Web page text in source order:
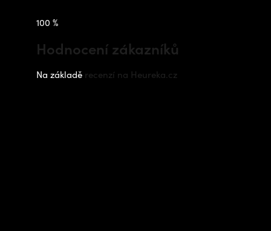
100 %
Hodnocení zákazníků
Na základě recenzí na Heureka.cz